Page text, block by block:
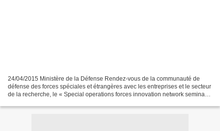
24/04/2015 Ministère de la Défense Rendez-vous de la communauté de
défense des forces spéciales et étrangères avec les entreprises et le secteur
de la recherche, le « Special operations forces innovation network seminar »